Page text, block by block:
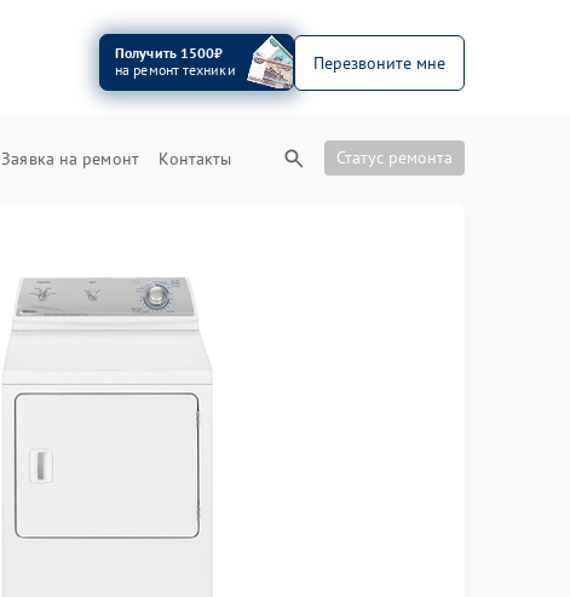
Получить 1500₽
на ремонт техники
Перезвоните мне
Заявка на ремонт Контакты Статус ремонта